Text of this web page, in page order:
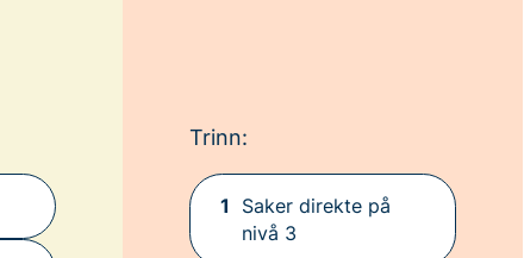
Trinn:
1
Saker direkte på
nivå 3